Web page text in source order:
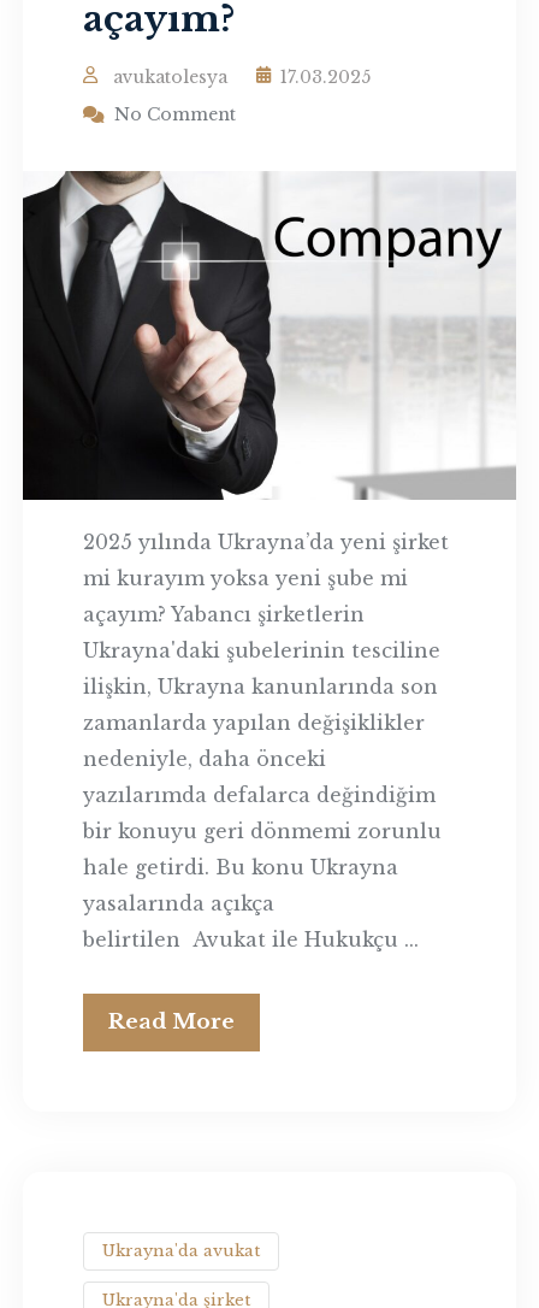
açayım?
avukatolesya
17.03.2025
No Comment
2025 yılında Ukrayna’da yeni şirket
mi kurayım yoksa yeni şube mi
açayım? Yabancı şirketlerin
Ukrayna'daki şubelerinin tesciline
ilişkin, Ukrayna kanunlarında son
zamanlarda yapılan değişiklikler
nedeniyle, daha önceki
yazılarımda defalarca değindiğim
bir konuyu geri dönmemi zorunlu
hale getirdi. Bu konu Ukrayna
yasalarında açıkça
belirtilen Avukat ile Hukukçu ...
Read More
Ukrayna'da avukat
Ukrayna'da şirket